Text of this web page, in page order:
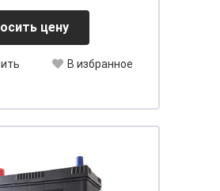
цену
В избранное